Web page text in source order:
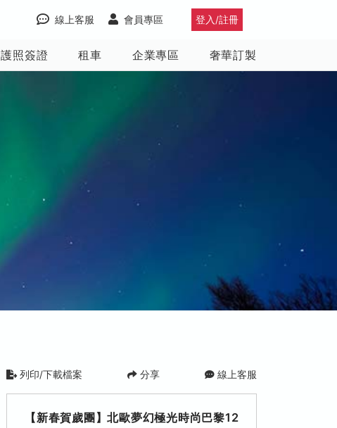
登入/註冊
會員專區
線上客服
護照簽證 租車 企業專區 奢華訂製
列印/下載檔案 分享 線上客服
【新春賀歲團】北歐夢幻極光時尚巴黎12